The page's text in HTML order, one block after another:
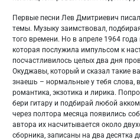
Первые песни Лев Дмитриевич
темы. Музыку заимствовал,
того времени. Но в апреле 1964
которая послужила импульсом к
посчастливилось целых два дня
Окуджавы, который и сказал такие
знаешь – нормальные у тебя слова,
романтика, экзотика и лирика.
бери гитару и подбирай любой
через полтора месяца появились
автора их насчитывается около
сборника, записаны на два десятка